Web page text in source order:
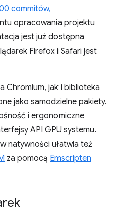
commitów,
opracowania projektu
jest już dostępna
Firefox i Safari jest
Chromium, jak i biblioteka
jako samodzielne pakiety.
i ergonomiczne
API GPU systemu.
natywności ułatwia też
za pomocą Emscripten